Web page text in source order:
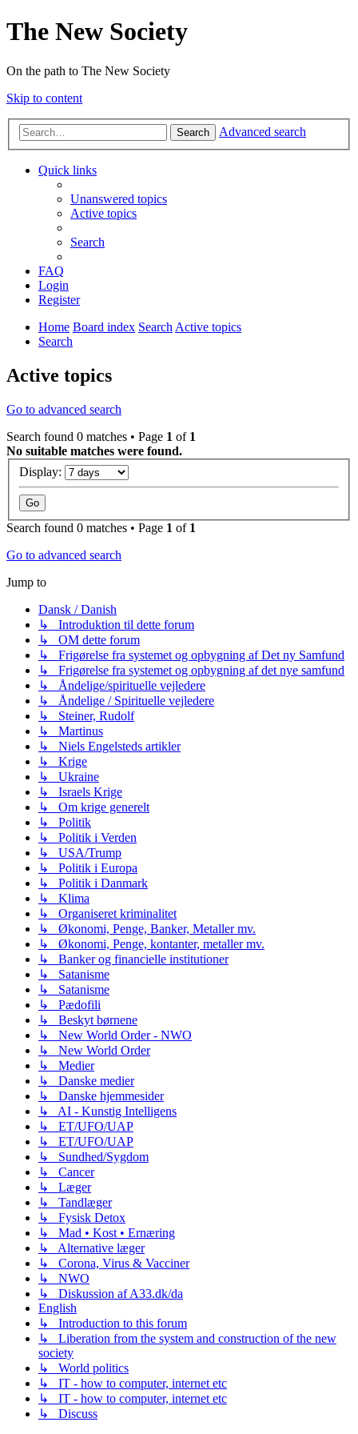
The New Society
On the path to The New Society
Skip to content
Search Advanced search
Quick links
Unanswered topics
Active topics
Search
FAQ
Login
Register
Home Board index SearchActive topics
Search
Active topics
Go to advanced search
Search found 0 matches • Page 1 of 1
No suitable matches were found.
Display:
Search found 0 matches • Page 1 of 1
Go to advanced search
Jump to
Dansk / Danish
↳ Introduktion til dette forum
↳ OM dette forum
↳ Frigørelse fra systemet og opbygning af Det ny Samfund
↳ Frigørelse fra systemet og opbygning af det nye samfund
↳ Åndelige/spirituelle vejledere
↳ Åndelige / Spirituelle vejledere
↳ Steiner, Rudolf
↳ Martinus
↳ Niels Engelsteds artikler
↳ Krige
↳ Ukraine
↳ Israels Krige
↳ Om krige generelt
↳ Politik
↳ Politik i Verden
↳ USA/Trump
↳ Politik i Europa
↳ Politik i Danmark
↳ Klima
↳ Organiseret kriminalitet
↳ Økonomi, Penge, Banker, Metaller mv.
↳ Økonomi, Penge, kontanter, metaller mv.
↳ Banker og financielle institutioner
↳ Satanisme
↳ Satanisme
↳ Pædofili
↳ Beskyt børnene
↳ New World Order - NWO
↳ New World Order
↳ Medier
↳ Danske medier
↳ Danske hjemmesider
↳ AI - Kunstig Intelligens
↳ ET/UFO/UAP
↳ ET/UFO/UAP
↳ Sundhed/Sygdom
↳ Cancer
↳ Læger
↳ Tandlæger
↳ Fysisk Detox
↳ Mad • Kost • Ernæring
↳ Alternative læger
↳ Corona, Virus & Vacciner
↳ NWO
↳ Diskussion af A33.dk/da
English
↳ Introduction to this forum
↳ Liberation from the system and construction of the new
society
↳ World politics
↳ IT - how to computer, internet etc
↳ IT - how to computer, internet etc
↳ Discuss